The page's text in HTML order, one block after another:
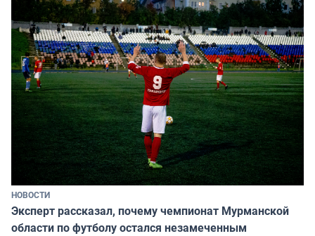
НОВОСТИ
Эксперт рассказал, почему чемпионат Мурманской
области по футболу остался незамеченным